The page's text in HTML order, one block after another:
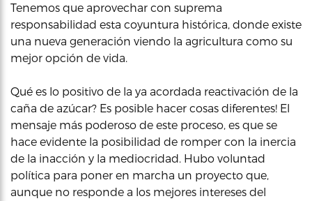
Tenemos que aprovechar con suprema
responsabilidad esta coyuntura histórica, donde existe
una nueva generación viendo la agricultura como su
mejor opción de vida.
Qué es lo positivo de la ya acordada reactivación de la
caña de azúcar? Es posible hacer cosas diferentes! El
mensaje más poderoso de este proceso, es que se
hace evidente la posibilidad de romper con la inercia
de la inacción y la mediocridad. Hubo voluntad
política para poner en marcha un proyecto que,
aunque no responde a los mejores intereses del